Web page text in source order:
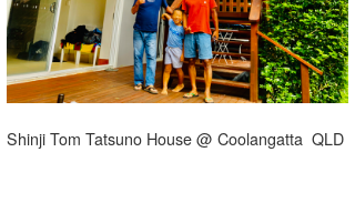
Shinji Tom Tatsuno House @ Coolangatta QLD
伊豆
千葉南
大阪
四国
ルール＆How to
VOTE!
サーファーズ